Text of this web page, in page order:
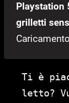
Playstation
grilletti
Ti è
letto?